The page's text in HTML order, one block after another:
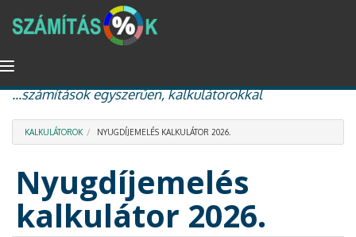
Ugrás
tartalomra
átkapcsolása
százalékszámítás, kamat és kamatos kamat, nyugdíj
...számítások egyszerűen, kalkulátorokkal
KALKULÁTOROK NYUGDÍJEMELÉS KALKULÁTOR 2026.
Nyugdíjemelés
kalkulátor 2026.